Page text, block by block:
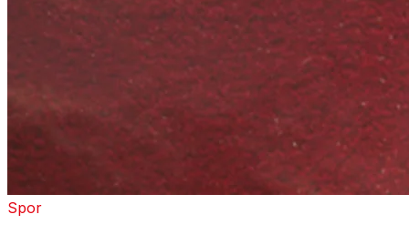
Spor